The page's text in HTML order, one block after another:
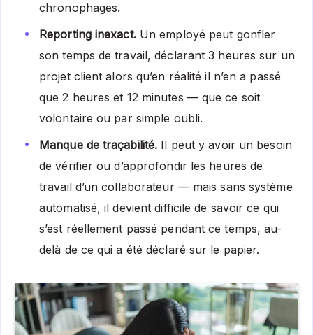
chronophages.
Reporting inexact.Un employé peut gonfler
son temps de travail, déclarant 3 heures sur un
projet client alors qu’en réalité il n’en a passé
que 2 heures et 12 minutes — que ce soit
volontaire ou par simple oubli.
Manque de traçabilité. Il peut y avoir un besoin
de vérifier ou d’approfondir les heures de
travail d’un collaborateur — mais sans système
automatisé, il devient difficile de savoir ce qui
s’est réellement passé pendant ce temps, au-
delà de ce qui a été déclaré sur le papier.